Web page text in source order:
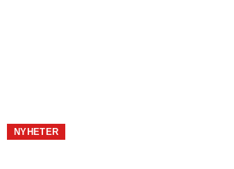
NYHETER